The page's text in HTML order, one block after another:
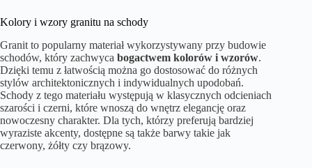
Kolory i wzory granitu na schody
Granit to popularny materiał wykorzystywany przy budowie
schodów, który zachwyca bogactwem kolorów i wzorów.
Dzięki temu z łatwością można go dostosować do różnych
stylów architektonicznych i indywidualnych upodobań.
Schody z tego materiału występują w klasycznych odcieniach
szarości i czerni, które wnoszą do wnętrz elegancję oraz
nowoczesny charakter. Dla tych, którzy preferują bardziej
wyraziste akcenty, dostępne są także barwy takie jak
czerwony, żółty czy brązowy.